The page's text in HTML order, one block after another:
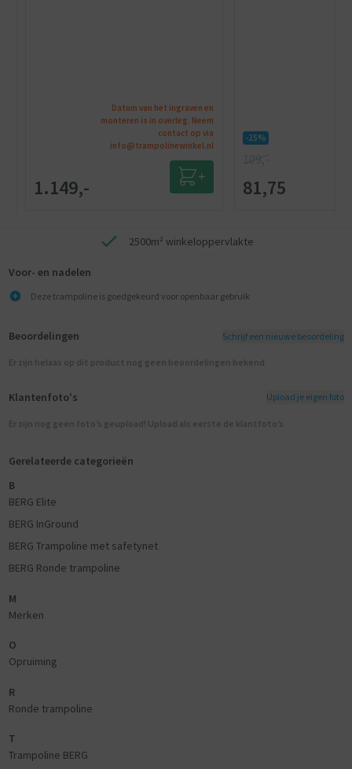
1.149,-
Datum van het ingraven en
monteren is in overleg. Neem
contact op via
info@trampolinewinkel.nl
-25%
81,75
2500m² winkeloppervlakte
Voor- en nadelen
Deze trampoline is goedgekeurd voor openbaar gebruik
Beoordelingen Schrijf een nieuwe beoordeling
Er zijn helaas op dit product nog geen beoordelingen bekend
Klantenfoto's Upload je eigen foto
Er zijn nog geen foto’s geupload! Upload als eerste de klantfoto’s
Gerelateerde categorieën
B
BERG Elite
BERG InGround
BERG Trampoline met safetynet
BERG Ronde trampoline
M
Merken
O
Opruiming
R
Ronde trampoline
T
Trampoline BERG